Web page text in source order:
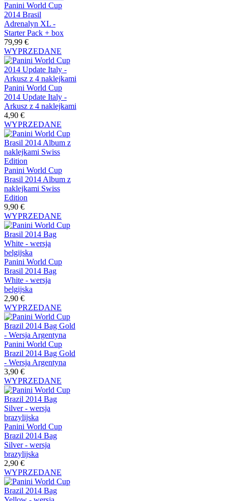
Panini World Cup
2014 Brasil
Adrenalyn XL -
Starter Pack + box
79,99 €
WYPRZEDANE
Panini World Cup
2014 Update Italy -
Arkusz z 4 naklejkami
4,90 €
WYPRZEDANE
Panini World Cup
Brasil 2014 Album z
naklejkami Swiss
Edition
9,90 €
WYPRZEDANE
Panini World Cup
Brasil 2014 Bag
White - wersja
belgijska
2,90 €
WYPRZEDANE
Panini World Cup
Brazil 2014 Bag Gold
- Wersja Argentyna
3,90 €
WYPRZEDANE
Panini World Cup
Brazil 2014 Bag
Silver - wersja
brazylijska
2,90 €
WYPRZEDANE